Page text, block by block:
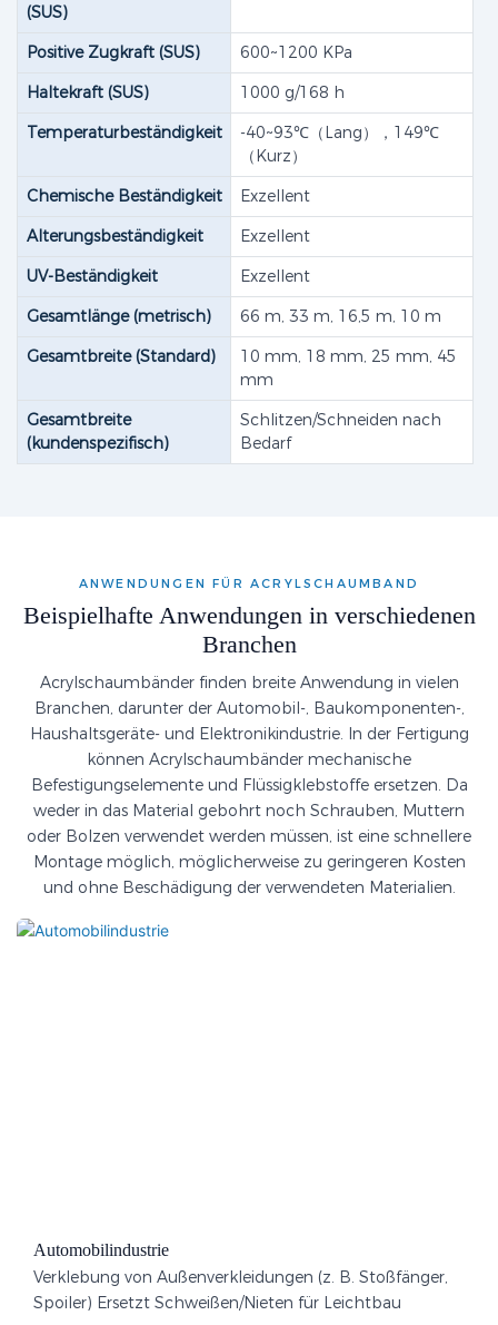
(SUS)​
Positive Zugkraft (SUS)​
600~1200 KPa
Haltekraft (SUS)
1000 g/168 h
Temperaturbeständigkeit
-40~93℃（Lang），149℃
（Kurz）
Chemische Beständigkeit
Exzellent
Alterungsbeständigkeit
Exzellent
UV-Beständigkeit
Exzellent
Gesamtlänge (metrisch)
66 m, 33 m, 16,5 m, 10 m
Gesamtbreite (Standard)
10 mm, 18 mm, 25 mm, 45
mm
Gesamtbreite
(kundenspezifisch)
Schlitzen/Schneiden nach
Bedarf
ANWENDUNGEN FÜR ACRYLSCHAUMBAND
Beispielhafte Anwendungen in verschiedenen
Branchen
Acrylschaumbänder finden breite Anwendung in vielen
Branchen, darunter der Automobil-, Baukomponenten-,
Haushaltsgeräte- und Elektronikindustrie. In der Fertigung
können Acrylschaumbänder mechanische
Befestigungselemente und Flüssigklebstoffe ersetzen. Da
weder in das Material gebohrt noch Schrauben, Muttern
oder Bolzen verwendet werden müssen, ist eine schnellere
Montage möglich, möglicherweise zu geringeren Kosten
und ohne Beschädigung der verwendeten Materialien.
Automobilindustrie
Verklebung von Außenverkleidungen (z. B. Stoßfänger,
Spoiler) Ersetzt Schweißen/Nieten für Leichtbau